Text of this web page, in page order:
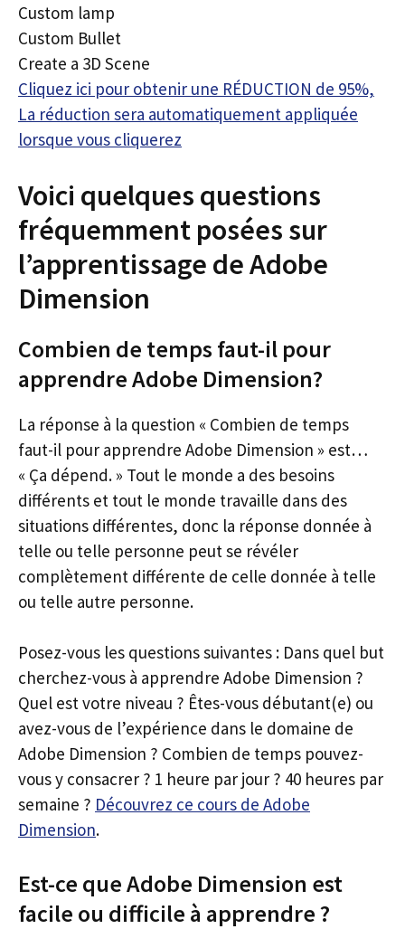
Custom lamp
Custom Bullet
Create a 3D Scene
Cliquez ici pour obtenir une RÉDUCTION de 95%,
La réduction sera automatiquement appliquée
lorsque vous cliquerez
Voici quelques questions
fréquemment posées sur
l’apprentissage de Adobe
Dimension
Combien de temps faut-il pour
apprendre Adobe Dimension?
La réponse à la question « Combien de temps
faut-il pour apprendre Adobe Dimension » est…
« Ça dépend. » Tout le monde a des besoins
différents et tout le monde travaille dans des
situations différentes, donc la réponse donnée à
telle ou telle personne peut se révéler
complètement différente de celle donnée à telle
ou telle autre personne.
Posez-vous les questions suivantes : Dans quel but
cherchez-vous à apprendre Adobe Dimension ?
Quel est votre niveau ? Êtes-vous débutant(e) ou
avez-vous de l’expérience dans le domaine de
Adobe Dimension ? Combien de temps pouvez-
vous y consacrer ? 1 heure par jour ? 40 heures par
semaine ? Découvrez ce cours de Adobe
Dimension.
Est-ce que Adobe Dimension est
facile ou difficile à apprendre ?